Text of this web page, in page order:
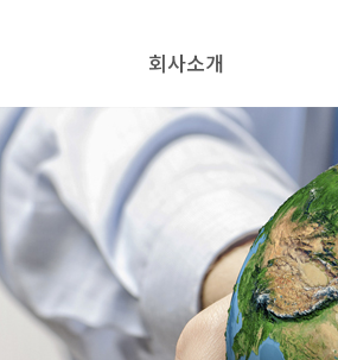
회사소개
인사말
오시는 길